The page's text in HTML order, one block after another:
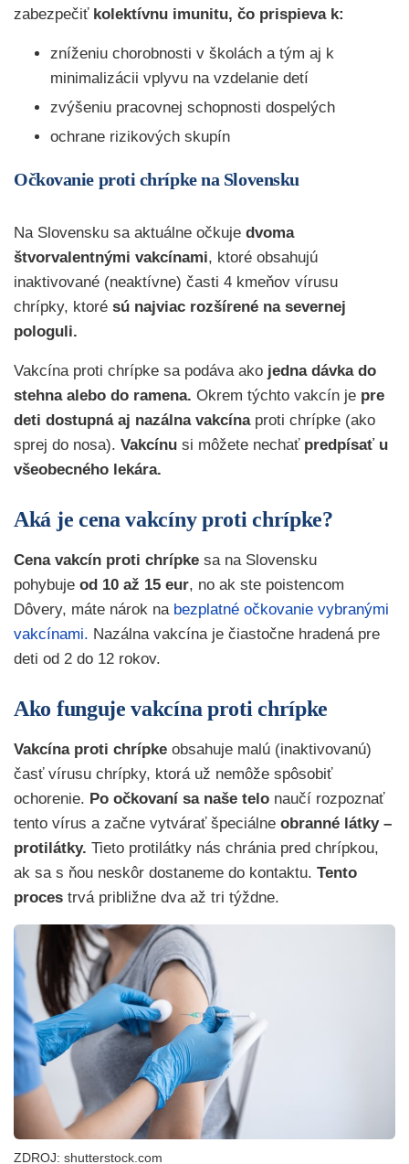
zabezpečiť kolektívnu imunitu, čo prispieva k:
zníženiu chorobnosti v školách a tým aj k
minimalizácii vplyvu na vzdelanie detí
zvýšeniu pracovnej schopnosti dospelých
ochrane rizikových skupín
Očkovanie proti chrípke na Slovensku
Na Slovensku sa aktuálne očkuje dvoma
štvorvalentnými vakcínami, ktoré obsahujú
inaktivované (neaktívne) časti 4 kmeňov vírusu
chrípky, ktoré sú najviac rozšírené na severnej
pologuli.
Vakcína proti chrípke sa podáva ako jedna dávka do
stehna alebo do ramena. Okrem týchto vakcín je pre
deti dostupná aj nazálna vakcína proti chrípke (ako
sprej do nosa). Vakcínu si môžete nechaťpredpísať u
všeobecného lekára.
Aká je cena vakcíny proti chrípke?
Cena vakcín proti chrípke sa na Slovensku
pohybuje od 10 až 15 eur, no ak ste poistencom
Dôvery, máte nárok na bezplatné očkovanie vybranými
vakcínami. Nazálna vakcína je čiastočne hradená pre
deti od 2 do 12 rokov.
Ako funguje vakcína proti chrípke
Vakcína proti chrípke obsahuje malú (inaktivovanú)
časť vírusu chrípky, ktorá už nemôže spôsobiť
ochorenie. Po očkovaní sa naše telo naučí rozpoznať
tento vírus a začne vytvárať špeciálne obranné látky –
protilátky. Tieto protilátky nás chránia pred chrípkou,
ak sa s ňou neskôr dostaneme do kontaktu. Tento
proces trvá približne dva až tri týždne.
ZDROJ: shutterstock.com